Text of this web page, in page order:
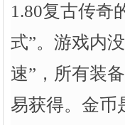
1.80复古传奇
式”。游戏内
速”，所有装
易获得。金币